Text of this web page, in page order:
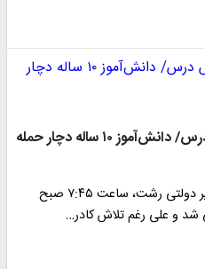
فوت دانش‌آموز رشتی سرکلاس درس/ دانش‌آموز ۱۰ ساله دچار حمله
دانش‌آموز ۱۰ ساله یکی از مدارس غیر دولتی رشت، ساعت ۷:۴۵ صبح
شد و علی رغم تلاش کادر…